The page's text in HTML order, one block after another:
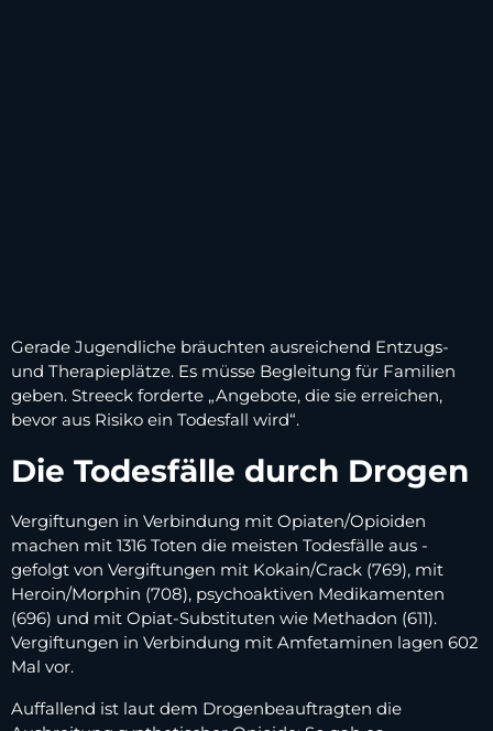
Gerade Jugendliche bräuchten ausreichend Entzugs-
und Therapieplätze. Es müsse Begleitung für Familien
geben. Streeck forderte „Angebote, die sie erreichen,
bevor aus Risiko ein Todesfall wird“.
Die Todesfälle durch Drogen
Vergiftungen in Verbindung mit Opiaten/Opioiden
machen mit 1316 Toten die meisten Todesfälle aus -
gefolgt von Vergiftungen mit Kokain/Crack (769), mit
Heroin/Morphin (708), psychoaktiven Medikamenten
(696) und mit Opiat-Substituten wie Methadon (611).
Vergiftungen in Verbindung mit Amfetaminen lagen 602
Mal vor.
Auffallend ist laut dem Drogenbeauftragten die